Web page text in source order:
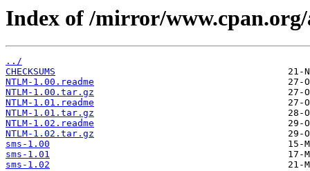
Index of /mirror/
../
CHECKSUMS
NTLM-1.00.readme
NTLM-1.00.tar.gz
NTLM-1.01.readme
NTLM-1.01.tar.gz
NTLM-1.02.readme
NTLM-1.02.tar.gz
sms-1.00
sms-1.01
sms-1.02